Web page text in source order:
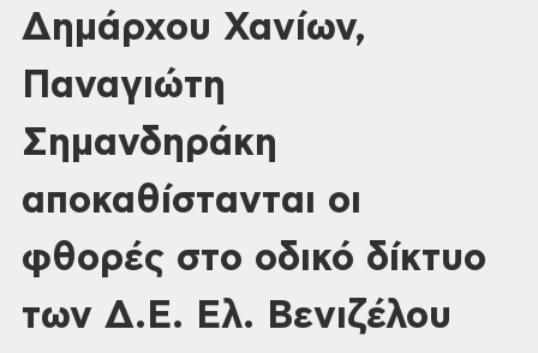
Δημάρχου Χανίων,
Παναγιώτη
Σημανδηράκη
αποκαθίστανται οι
φθορές στο οδικό δίκτυο
των Δ.Ε. Ελ. Βενιζέλου